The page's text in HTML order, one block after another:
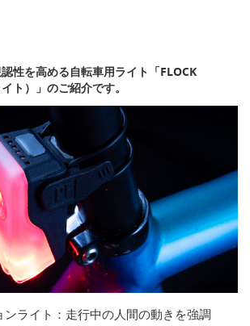
性を高める自転車用ライト「FLOCK
ト）」のご紹介です。
ンライト：走行中の人間の動きを強調